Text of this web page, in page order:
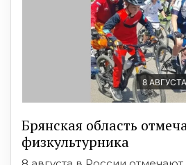
8
Брянская область
физкультурника